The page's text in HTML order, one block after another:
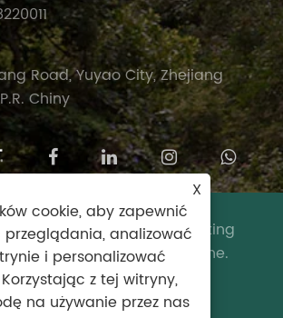
Road, Yuyao City, Zhejiang
Chiny
Ningbo Biyisheng Sporting
Wszelkie prawa zastrzeżone.
|RSS|XML |Polityka
X
cookie, aby zapewnić
przeglądania, analizować
i personalizować
z tej witryny,
na używanie przez nas